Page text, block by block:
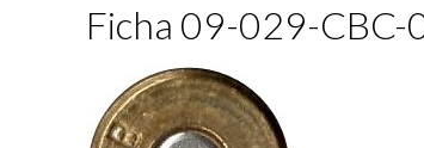
Ficha 09-029-